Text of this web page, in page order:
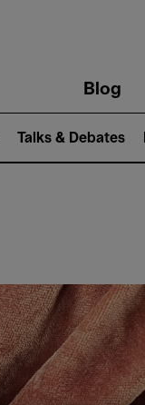
Blog
Talks & Debates